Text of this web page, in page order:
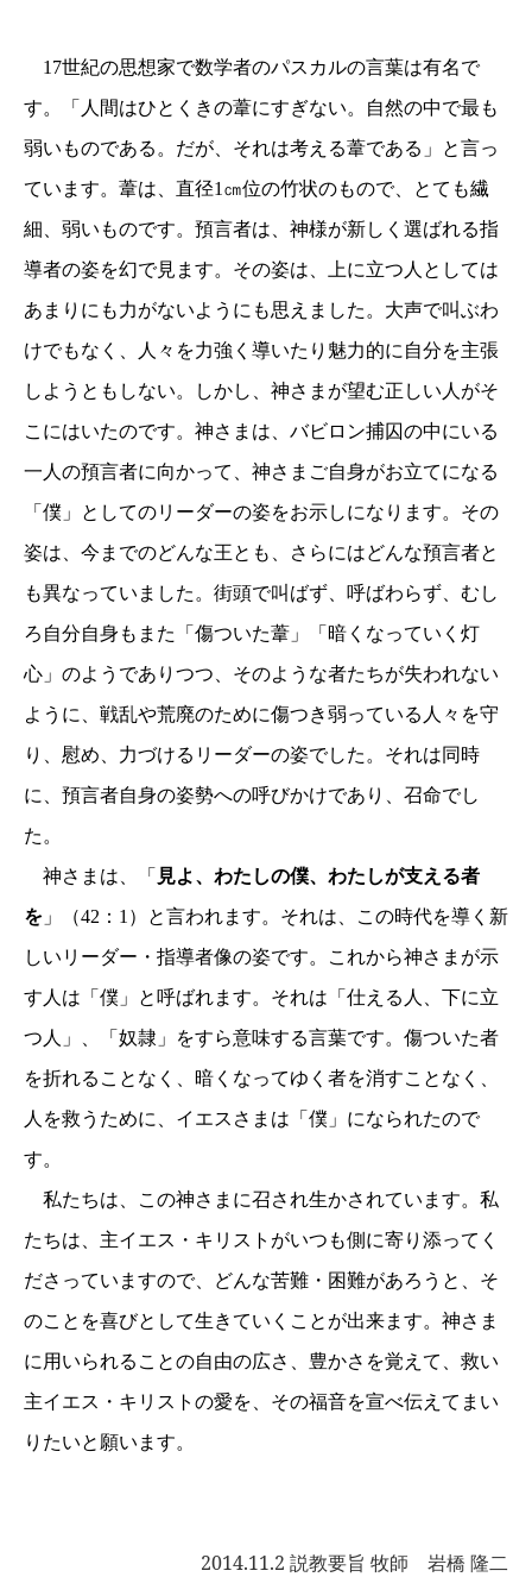
17世紀の思想家で数学者のパスカルの言葉は有名で
す。「人間はひとくきの葦にすぎない。自然の中で最も
弱いものである。だが、それは考える葦である」と言っ
ています。葦は、直径1 ㎝位の竹状のもので、とても繊
細、弱いものです。預言者は、神様が新しく選ばれる指
導者の姿を幻で見ます。その姿は、上に立つ人としては
あまりにも力がないようにも思えました。大声で叫ぶわ
けでもなく、人々を力強く導いたり魅力的に自分を主張
しようともしない。しかし、神さまが望む正しい人がそ
こにはいたのです。神さまは、バビロン捕囚の中にいる
一人の預言者に向かって、神さまご自身がお立てになる
「僕」としてのリーダーの姿をお示しになります。その
姿は、今までのどんな王とも、さらにはどんな預言者と
も異なっていました。街頭で叫ばず、呼ばわらず、むし
ろ自分自身もまた「傷ついた葦」「暗くなっていく灯
心」のようでありつつ、そのような者たちが失われない
ように、戦乱や荒廃のために傷つき弱っている人々を守
り、慰め、力づけるリーダーの姿でした。それは同時
に、預言者自身の姿勢への呼びかけであり、召命でし
た。
神さまは、「 見よ、わたしの僕、わたしが支える者
を 」（42 ： 1 ）と言われます。それは、この時代を導く新
しいリーダー・指導者像の姿です。これから神さまが示
す人は「僕」と呼ばれます。それは「仕える人、下に立
つ人」、「奴隷」をすら意味する言葉です。傷ついた者
を折れることなく、暗くなってゆく者を消すことなく、
人を救うために、イエスさまは「僕」になられたので
す。
私たちは、この神さまに召され生かされています。私
たちは、主イエス・キリストがいつも側に寄り添ってく
ださっていますので、どんな苦難・困難があろうと、そ
のことを喜びとして生きていくことが出来ます。神さま
に用いられることの自由の広さ、豊かさを覚えて、救い
主イエス・キリストの愛を、その福音を宣べ伝えてまい
りたいと願います。
2014.11.2 説教要旨 牧師 岩橋 隆二